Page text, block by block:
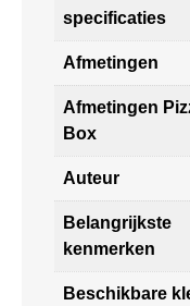
specificaties
Afmetingen
Afmetingen
Box
Auteur
Belangrijkste
kenmerken
Beschikbare